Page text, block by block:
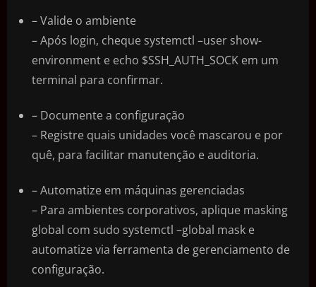
– Valide o ambiente
– Após login, cheque systemctl –user show-
environment e echo $SSH_AUTH_SOCK em um
terminal para confirmar.
– Documente a configuração
– Registre quais unidades você mascarou e por
quê, para facilitar manutenção e auditoria.
– Automatize em máquinas gerenciadas
– Para ambientes corporativos, aplique masking
global com sudo systemctl –global mask e
automatize via ferramenta de gerenciamento de
configuração.